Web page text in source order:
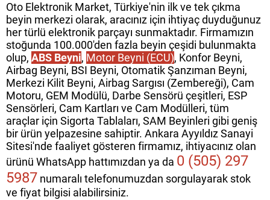
Oto Elektronik Market, Türkiye'nin ilk ve tek çıkma
beyin merkezi olarak, aracınız için ihtiyaç duyduğunuz
her türlü elektronik parçayı sunmaktadır. Firmamızın
stoğunda 100.000'den fazla beyin çeşidi bulunmakta
olup, ABS Beyni, Motor Beyni (ECU), Konfor Beyni,
Airbag Beyni, BSI Beyni, Otomatik Şanzıman Beyni,
Merkezi Kilit Beyni, Airbag Sargısı (Zembereği), Cam
Motoru, GEM Modülü, Darbe Sensörü çeşitleri, ESP
Sensörleri, Cam Kartları ve Cam Modülleri, tüm
araçlar için Sigorta Tablaları, SAM Beyinleri gibi geniş
bir ürün yelpazesine sahiptir. Ankara Ayyıldız Sanayi
Sitesi'nde faaliyet gösteren firmamız, ihtiyacınız olan
ürünü WhatsApp hattımızdan ya da 0 (505) 297
5987 numaralı telefonumuzdan sorgulayarak stok
ve fiyat bilgisi alabilirsiniz.